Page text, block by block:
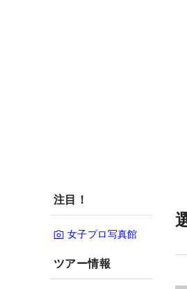
注目！
女子プロ写真館
ツアー情報